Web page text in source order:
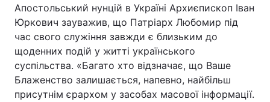
Апостольський нунцій в Україні Архиєпископ Іван
Юркович зауважив, що Патріарх Любомир під
час свого служіння завжди є близьким до
щоденних подій у житті українського
суспільства. «Багато хто відзначає, що Ваше
Блаженство залишається, напевно, найбільш
присутнім єрархом у засобах масової інформації.